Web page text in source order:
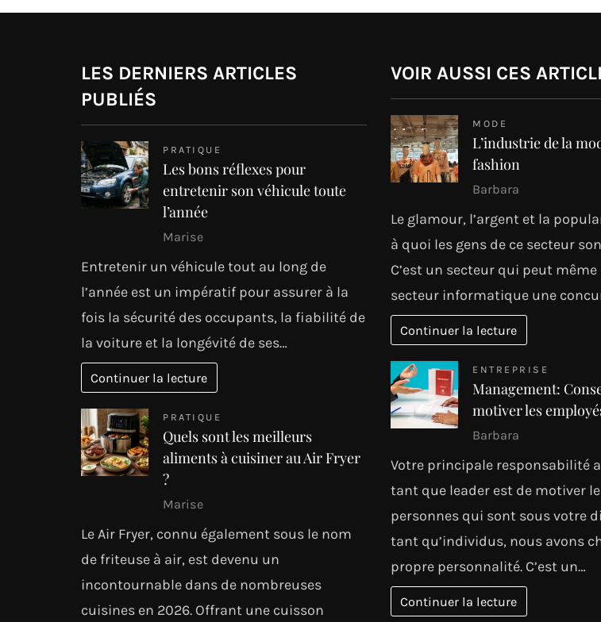
LES DERNIERS ARTICLES
PUBLIÉS
PRATIQUE
Les bons réflexes pour
entretenir son véhicule toute
l’année
Marise
Entretenir un véhicule tout au long de
l’année est un impératif pour assurer à la
fois la sécurité des occupants, la fiabilité de
la voiture et la longévité de ses…
Continuer la lecture
PRATIQUE
Quels sont les meilleurs
aliments à cuisiner au Air Fryer
?
Marise
Le Air Fryer, connu également sous le nom
de friteuse à air, est devenu un
incontournable dans de nombreuses
cuisines en 2026. Offrant une cuisson
VOIR AUSSI CES
MODE
L’industrie de la
fashion
Barbara
Le glamour, l’argent et la
à quoi les gens de ce secteur
C’est un secteur qui peut
secteur informatique une
Continuer la lecture
ENTREPRISE
Management:
motiver les
Barbara
Votre principale responsabilité
tant que leader est de motiver
personnes qui sont sous votre
tant qu’individus, nous avons
propre personnalité. C’est un…
Continuer la lecture